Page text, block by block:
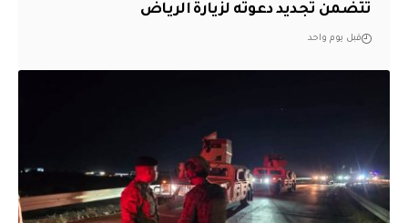
تتضمن تجديد دعوته لزيارة الرياض
قبل يوم واحد